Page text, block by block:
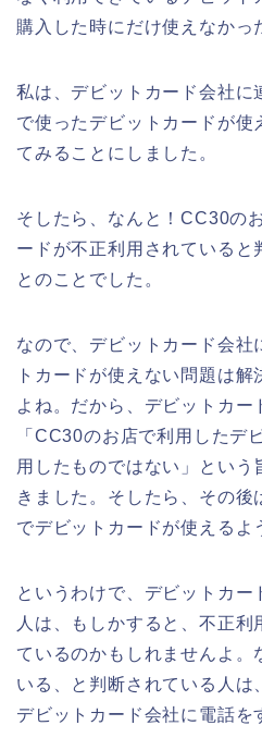
購入した時にだけ使えなかっ
私は、デビットカード会社
で使ったデビットカードが使
てみることにしました。
そしたら、なんと！CC30の
ードが不正利用されていると
とのことでした。
なので、デビットカード会社
トカードが使えない問題は
よね。だから、デビットカー
「CC30のお店で利用したデ
用したものではない」という
きました。そしたら、その
でデビットカードが使えるよ
というわけで、デビットカー
人は、もしかすると、不正
ているのかもしれませんよ。
いる、と判断されている人は
デビットカード会社に電話を